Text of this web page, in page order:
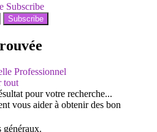
Subscribe
Subscribe
Professionnel
tout
pour votre recherche...
vous aider à obtenir des bon
généraux.